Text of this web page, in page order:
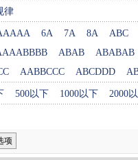
律
6A 7A 8A
ABC
ABAB
ABABAB
AABBCCC ABCDDD
500以下 1000以下 2000
项